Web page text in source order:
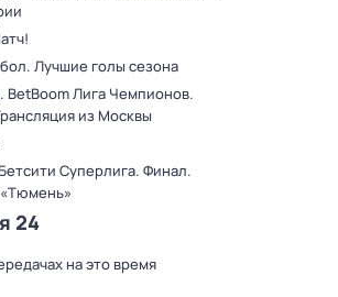
Лучшие голы сезона
BetBoom Лига Чемпионов.
из Москвы
Суперлига. Финал.
24
на это время